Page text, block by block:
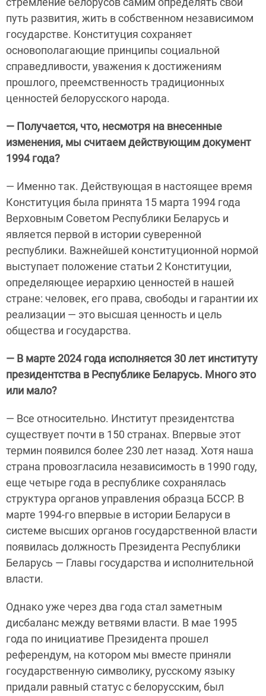
путь развития, жить в собственном независимом
государстве. Конституция сохраняет
основополагающие принципы социальной
справедливости, уважения к достижениям
прошлого, преемственность традиционных
ценностей белорусского народа.
— Получается, что, несмотря на внесенные
изменения, мы считаем действующим документ
1994 года?
— Именно так. Действующая в настоящее время
Конституция была принята 15 марта 1994 года
Верховным Советом Республики Беларусь и
является первой в истории суверенной
республики. Важнейшей конституционной нормой
выступает положение статьи 2 Конституции,
определяющее иерархию ценностей в нашей
стране: человек, его права, свободы и гарантии их
реализации — это высшая ценность и цель
общества и государства.
— В марте 2024 года исполняется 30 лет институту
президентства в Республике Беларусь. Много это
или мало?
— Все относительно. Институт президентства
существует почти в 150 странах. Впервые этот
термин появился более 230 лет назад. Хотя наша
страна провозгласила независимость в 1990 году,
еще четыре года в республике сохранялась
структура органов управления образца БССР. В
марте 1994-го впервые в истории Беларуси в
системе высших органов государственной власти
появилась должность Президента Республики
Беларусь — Главы государства и исполнительной
власти.
Однако уже через два года стал заметным
дисбаланс между ветвями власти. В мае 1995
года по инициативе Президента прошел
референдум, на котором мы вместе приняли
государственную символику, русскому языку
придали равный статус с белорусским, был